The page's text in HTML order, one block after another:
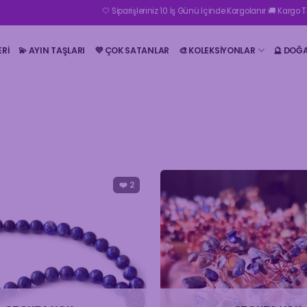
🤍 Siparişleriniz 10 İş Günü İçinde Kargolanır 🚚 Kargo Teslimatı 10
💫 AYIN TAŞLARI 💜 ÇOK SATANLAR 🎨 KOLEKSİYONLAR 🔮
❤️ 2